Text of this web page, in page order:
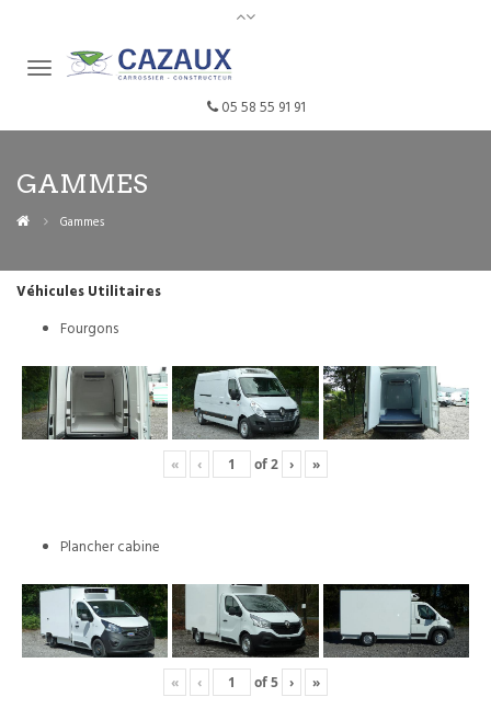
05 58 55 91 91
GAMMES
Gammes
Véhicules Utilitaires
Fourgons
« ‹ of2 › »
Plancher cabine
« ‹ of5 › »